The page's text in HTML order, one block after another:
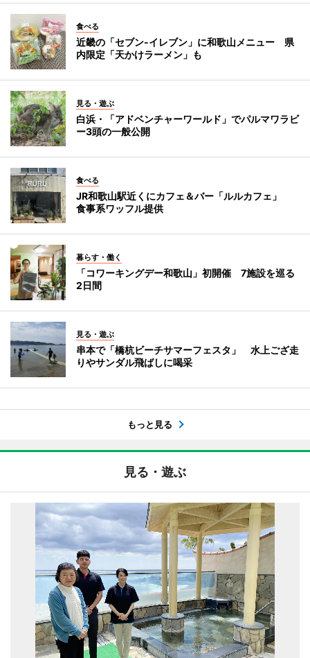
食べる
近畿の「セブン-イレブン」に和歌山メニュー 県
内限定「天かけラーメン」も
見る・遊ぶ
白浜・「アドベンチャーワールド」でパルマワラビ
ー3頭の一般公開
食べる
JR和歌山駅近くにカフェ＆バー「ルルカフェ」
食事系ワッフル提供
暮らす・働く
「コワーキングデー和歌山」初開催 7施設を巡る
2日間
見る・遊ぶ
串本で「橋杭ビーチサマーフェスタ」 水上ござ走
りやサンダル飛ばしに喝采
もっと見る
見る・遊ぶ